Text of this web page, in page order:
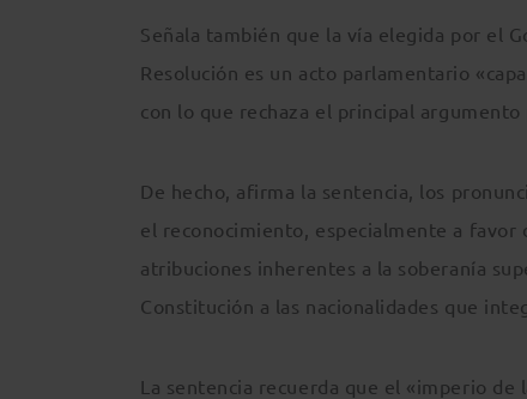
Señala también que la vía elegida por el
Resolución es un acto parlamentario
con lo que rechaza el principal
De hecho, afirma la sentencia, los
el reconocimiento, especialmente a favor
atribuciones inherentes a la soberanía
Constitución a las nacionalidades que
La sentencia recuerda que el «imperio